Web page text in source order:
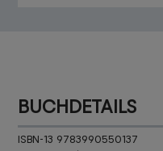
BUCHDETAILS
ISBN-13 9783990550137